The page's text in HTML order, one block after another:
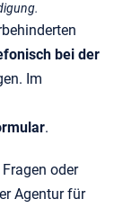
bei der
Im
.
oder
Agentur für